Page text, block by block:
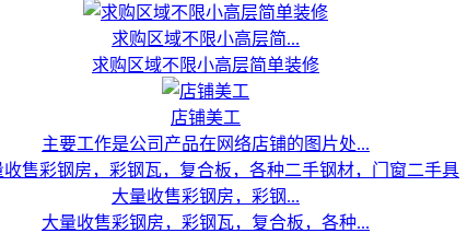
求购区域不限小高层简...
求购区域不限小高层简单装修
店铺美工
主要工作是公司产品在网络店铺的图片处...
大量收售彩钢房，彩钢...
大量收售彩钢房，彩钢瓦，复合板，各种...